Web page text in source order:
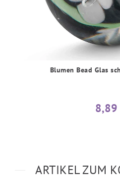
Blumen Bead Glas
8,89
ARTIKEL ZUM